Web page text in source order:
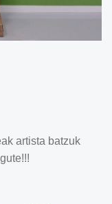
artista batzuk